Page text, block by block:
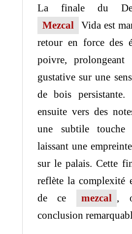
La finale du
Mezcal
Vida est
retour en force des
poivre, prolongeant
gustative sur une
de bois
ensuite vers des
une subtile touche
laissant une
sur le palais. Cette
reflète la complexité
de ce
mezcal ,
conclusion